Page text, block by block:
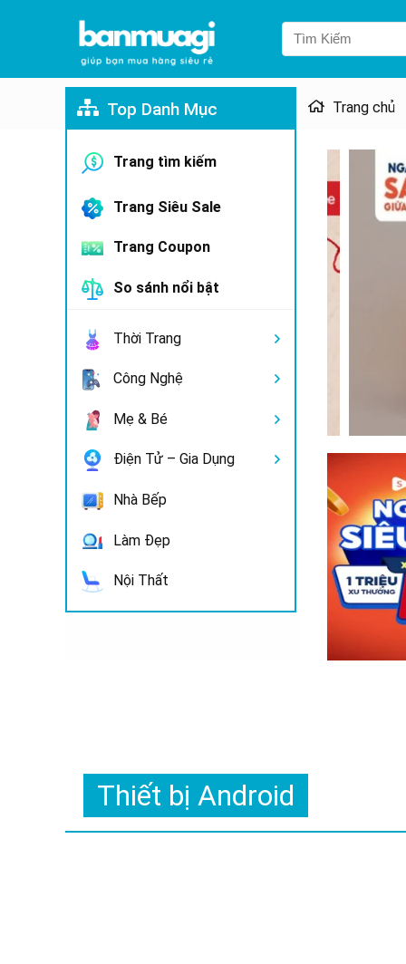
Top Danh Mục
Trang tìm kiếm
Trang Siêu Sale
Trang Coupon
So sánh nổi bật
Thời Trang
Công Nghệ
Mẹ & Bé
Điện Tử – Gia Dụng
Nhà Bếp
Làm Đẹp
Nội Thất
Trang chủ
Thiết bị Android